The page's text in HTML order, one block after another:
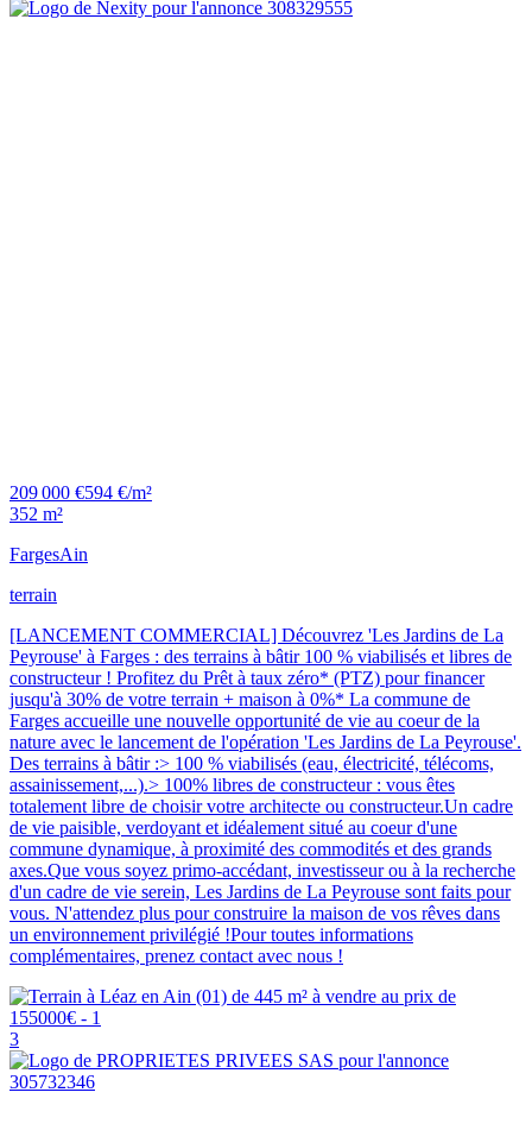
209 000 €594 €/m²
352 m²
FargesAin
terrain
[LANCEMENT COMMERCIAL] Découvrez 'Les Jardins de La
Peyrouse' à Farges : des terrains à bâtir 100 % viabilisés et libres de
constructeur ! Profitez du Prêt à taux zéro* (PTZ) pour financer
jusqu'à 30% de votre terrain + maison à 0%* La commune de
Farges accueille une nouvelle opportunité de vie au coeur de la
nature avec le lancement de l'opération 'Les Jardins de La Peyrouse'.
Des terrains à bâtir :> 100 % viabilisés (eau, électricité, télécoms,
assainissement,...).> 100% libres de constructeur : vous êtes
totalement libre de choisir votre architecte ou constructeur.Un cadre
de vie paisible, verdoyant et idéalement situé au coeur d'une
commune dynamique, à proximité des commodités et des grands
axes.Que vous soyez primo-accédant, investisseur ou à la recherche
d'un cadre de vie serein, Les Jardins de La Peyrouse sont faits pour
vous. N'attendez plus pour construire la maison de vos rêves dans
un environnement privilégié !Pour toutes informations
complémentaires, prenez contact avec nous !
3